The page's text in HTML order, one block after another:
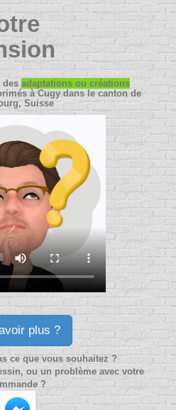
desadaptations ou créations
à Cugy dans le canton de
Suisse
plus ?
ce que vous souhaitez ?
ou un problème avec votre
?